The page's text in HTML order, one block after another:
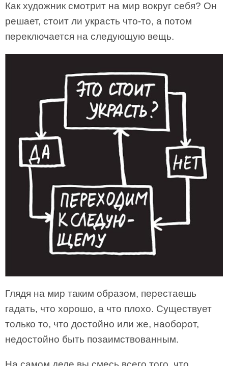
Как художник смотрит на мир вокруг себя? Он
решает, стоит ли украсть что-то, а потом
переключается на следующую вещь.
Глядя на мир таким образом, перестаешь
гадать, что хорошо, а что плохо. Существует
только то, что достойно или же, наоборот,
недостойно быть позаимствованным.